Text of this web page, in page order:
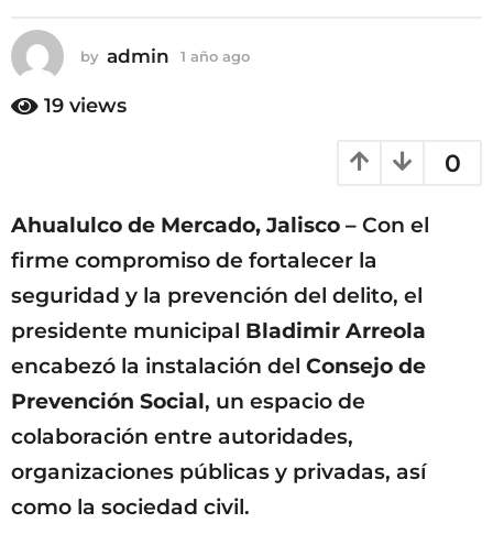
by admin 1 año ago
19 views
0
Ahualulco de Mercado, Jalisco – Con el
firme compromiso de fortalecer la
seguridad y la prevención del delito, el
presidente municipal Bladimir Arreola
encabezó la instalación del Consejo de
Prevención Social, un espacio de
colaboración entre autoridades,
organizaciones públicas y privadas, así
como la sociedad civil.